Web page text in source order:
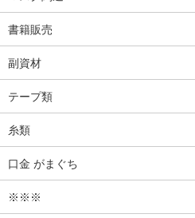
書籍販売
副資材
テープ類
糸類
口金 がまぐち
※※※